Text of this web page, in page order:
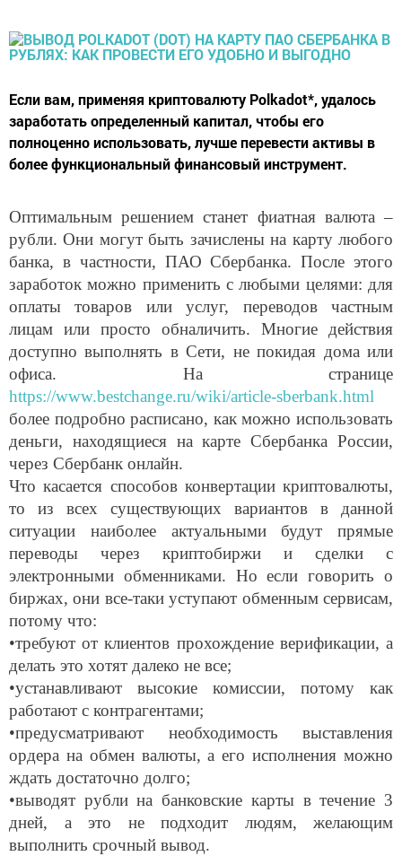
Если вам, применяя криптовалюту Polkadot*, удалось
заработать определенный капитал, чтобы его
полноценно использовать, лучше перевести активы в
более функциональный финансовый инструмент.
Оптимальным решением станет фиатная валюта –
рубли. Они могут быть зачислены на карту любого
банка, в частности, ПАО Сбербанка. После этого
заработок можно применить с любыми целями: для
оплаты товаров или услуг, переводов частным
лицам или просто обналичить. Многие действия
доступно выполнять в Сети, не покидая дома или
офиса. На странице
https://www.bestchange.ru/wiki/article-sberbank.html
более подробно расписано, как можно использовать
деньги, находящиеся на карте Сбербанка России,
через Сбербанк онлайн.
Что касается способов конвертации криптовалюты,
то из всех существующих вариантов в данной
ситуации наиболее актуальными будут прямые
переводы через криптобиржи и сделки с
электронными обменниками. Но если говорить о
биржах, они все-таки уступают обменным сервисам,
потому что:
•требуют от клиентов прохождение верификации, а
делать это хотят далеко не все;
•устанавливают высокие комиссии, потому как
работают с контрагентами;
•предусматривают необходимость выставления
ордера на обмен валюты, а его исполнения можно
ждать достаточно долго;
•выводят рубли на банковские карты в течение 3
дней, а это не подходит людям, желающим
выполнить срочный вывод.